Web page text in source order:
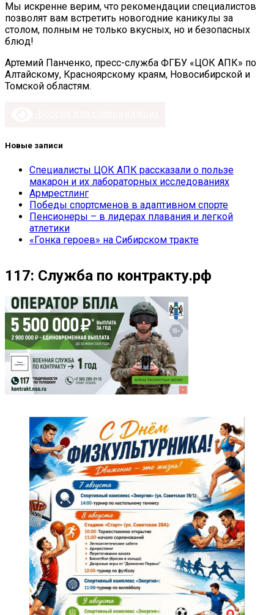
Мы искренне верим, что рекомендации специалистов
позволят вам встретить новогодние каникулы за
столом, полным не только вкусных, но и безопасных
блюд!
Артемий Панченко, пресс-служба ФГБУ «ЦОК АПК» по
Алтайскому, Красноярскому краям, Новосибирской и
Томской областям.
Новые записи
Специалисты ЦОК АПК рассказали о пользе
макарон и их лабораторных исследованиях
Армрестлинг
Победы спортсменов в адаптивном спорте
Пенсионеры – в лидерах плавания и легкой
атлетики
«Гонка героев» на Сибирском тракте
117: Служба по контракту.рф